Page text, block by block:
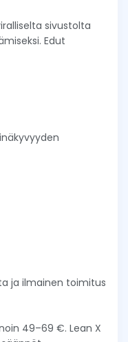
sivustolta
Edut
ja ilmainen toimitus
49–69 €. Lean X